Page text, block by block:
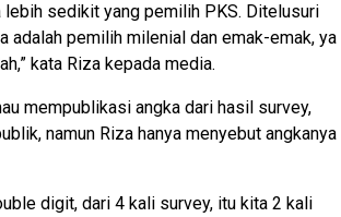
lebih sedikit yang pemilih PKS. Ditelusuri
adalah pemilih milenial dan emak-emak, ya
kata Riza kepada media.
mempublikasi angka dari hasil survey,
namun Riza hanya menyebut angkanya
digit, dari 4 kali survey, itu kita 2 kali